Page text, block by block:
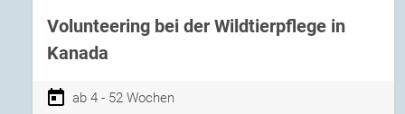
Volunteering bei der Wildtierpflege in
Kanada
ab 4 - 52 Wochen